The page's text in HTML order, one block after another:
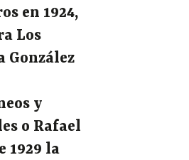
en 1924,
Los
González
y
o Rafael
1929 la